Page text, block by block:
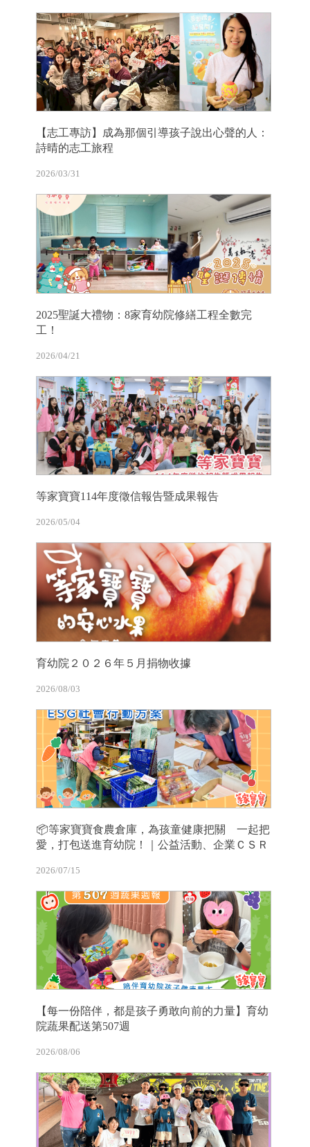
【志工專訪】成為那個引導孩子說出心聲的人：
詩晴的志工旅程
2026/03/31
2025聖誕大禮物：8家育幼院修繕工程全數完
工！
2026/04/21
等家寶寶114年度徵信報告暨成果報告
2026/05/04
育幼院２０２６年５月捐物收據
2026/08/03
📦等家寶寶食農倉庫，為孩童健康把關 一起把
愛，打包送進育幼院！｜公益活動、企業ＣＳＲ
2026/07/15
【每一份陪伴，都是孩子勇敢向前的力量】育幼
院蔬果配送第507週
2026/08/06